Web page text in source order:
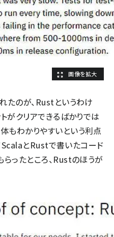
たのが、Rustというわけ
がクリアできるばかりでは
もわかりやすいという利点
ScalaとRustで書いたコード
ったところ、Rustのほうが